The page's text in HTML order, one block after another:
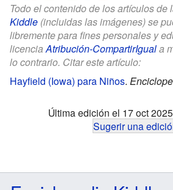
Todo el contenido de los artículos de
Kiddle (incluidas las imágenes) se
libremente para fines personales y
licenciaAtribución-CompartirIguala
lo contrario. Citar este artículo:
Hayfield (Iowa) para Niños.
Última edición el 17 oct
Sugerir una